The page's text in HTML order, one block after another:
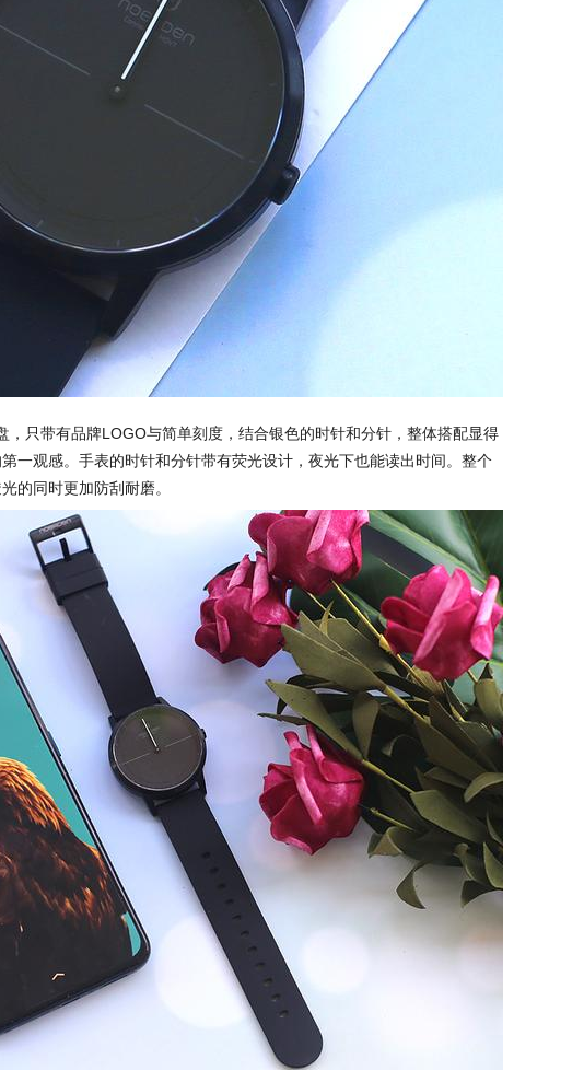
，只带有品牌LOGO与简单刻度，结合银色的时针和分针，整体搭配显得
一观感。手表的时针和分针带有荧光设计，夜光下也能读出时间。整个
的同时更加防刮耐磨。